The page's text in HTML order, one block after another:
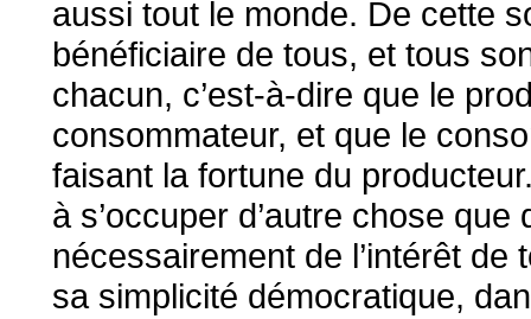
aussi tout le monde. De cette
bénéficiaire de tous, et tous
chacun, c’est-à-dire que le
consommateur, et que le
faisant la fortune du
à s’occuper d’autre chose
nécessairement de l’intérêt de
sa simplicité démocratique,